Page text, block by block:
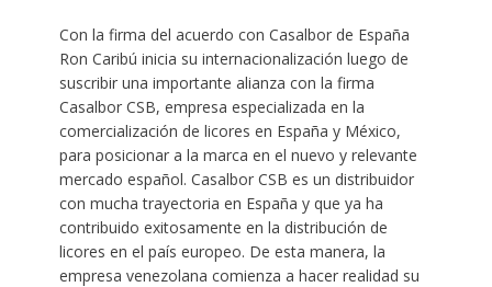
Con la firma del acuerdo con Casalbor de España
Ron Caribú inicia su internacionalización luego de
suscribir una importante alianza con la firma
Casalbor CSB, empresa especializada en la
comercialización de licores en España y México,
para posicionar a la marca en el nuevo y relevante
mercado español. Casalbor CSB es un distribuidor
con mucha trayectoria en España y que ya ha
contribuido exitosamente en la distribución de
licores en el país europeo. De esta manera, la
empresa venezolana comienza a hacer realidad su